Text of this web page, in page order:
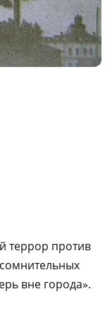
террор против
вне города».